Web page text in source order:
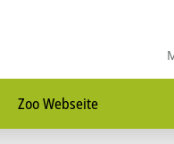
Zoo Webseite